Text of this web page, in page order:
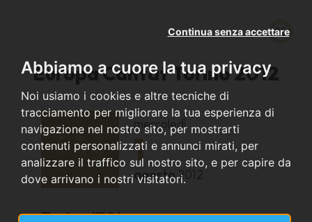
Abbiamo a cuore la tua privacy
Noi usiamo i cookies e altre tecniche di
tracciamento per migliorare la tua esperienza di
navigazione nel nostro sito, per mostrarti
contenuti personalizzati e annunci mirati, per
analizzare il traffico sul nostro sito, e per capire da
dove arrivano i nostri visitatori.
Continua senza accettare
Europa Cantat Torino 2012
mercoledì
1
agosto2012
Torino (TO)